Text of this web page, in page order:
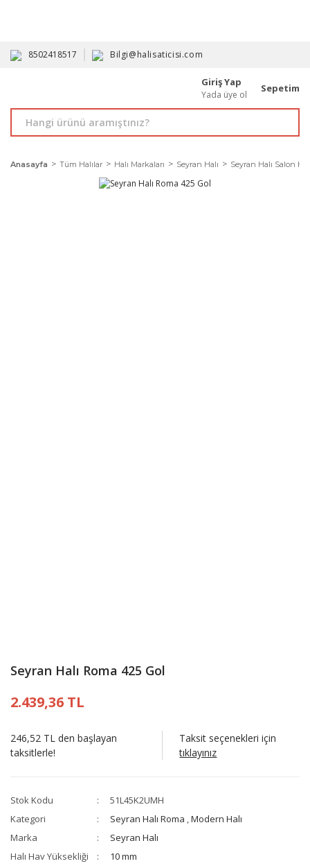
8502418517 Bilgi@halisaticisi.com
Giriş Yap
Yada üye ol
Sepetim
Anasayfa Tüm Halılar Halı Markaları Seyran Halı Seyran Halı Salon
Seyran Halı Roma 425 Gol
2.439,36 TL
246,52 TL den başlayan
taksitlerle!
Taksit seçenekleri için
tıklayınız
Stok Kodu
51L45K2UMH
Kategori
Seyran Halı Roma ,Modern Halı
Marka
Seyran Halı
Halı Hav Yüksekliği
10 mm